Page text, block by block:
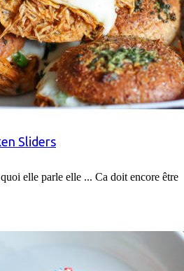
Sliders
elle parle elle ... Ca doit encore être